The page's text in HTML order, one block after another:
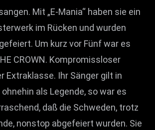
Mit „E-Mania“ haben sie ein
im Rücken und wurden
Um kurz vor Fünf war es
CROWN. Kompromissloser
Extraklasse. Ihr Sänger gilt in
als Legende, so war es
daß die Schweden, trotz
nonstop abgefeiert wurden. Sie